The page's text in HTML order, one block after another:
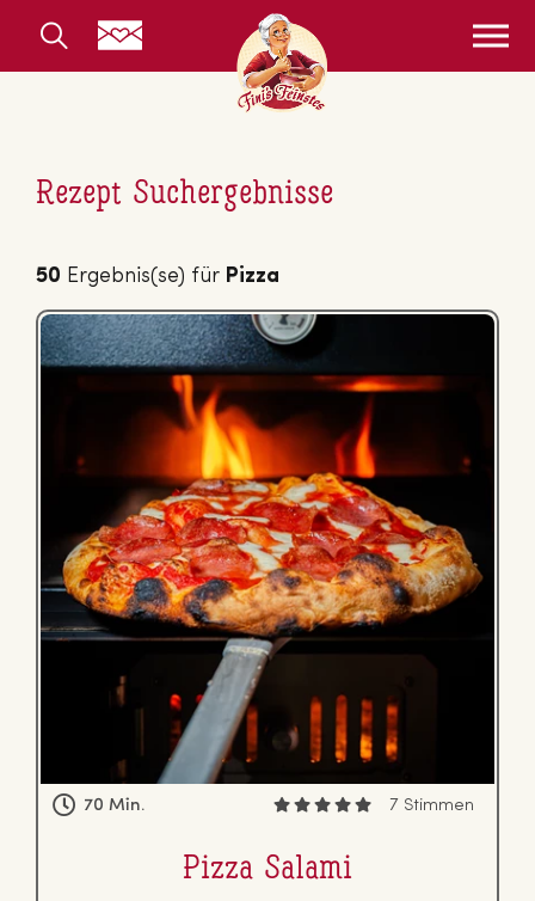
Rezept Suchergebnisse
50 Ergebnis(se) für Pizza
70 Min. 7 Stimmen
Pizza Salami